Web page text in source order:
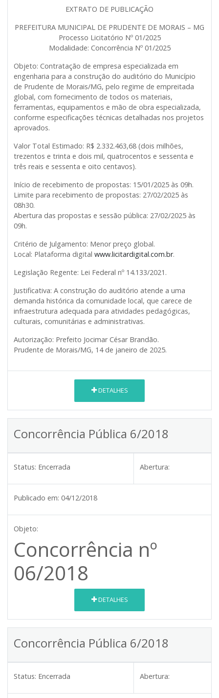
EXTRATO DE PUBLICAÇÃO
PREFEITURA MUNICIPAL DE PRUDENTE DE MORAIS – MG
Processo Licitatório Nº 01/2025
Modalidade: Concorrência Nº 01/2025
Objeto: Contratação de empresa especializada em
engenharia para a construção do auditório do Município
de Prudente de Morais/MG, pelo regime de empreitada
global, com fornecimento de todos os materiais,
ferramentas, equipamentos e mão de obra especializada,
conforme especificações técnicas detalhadas nos projetos
aprovados.
Valor Total Estimado: R$ 2.332.463,68 (dois milhões,
trezentos e trinta e dois mil, quatrocentos e sessenta e
três reais e sessenta e oito centavos).
Início de recebimento de propostas: 15/01/2025 às 09h.
Limite para recebimento de propostas: 27/02/2025 às
08h30.
Abertura das propostas e sessão pública: 27/02/2025 às
09h.
Critério de Julgamento: Menor preço global.
Local: Plataforma digital www.licitardigital.com.br.
Legislação Regente: Lei Federal nº 14.133/2021.
Justificativa: A construção do auditório atende a uma
demanda histórica da comunidade local, que carece de
infraestrutura adequada para atividades pedagógicas,
culturais, comunitárias e administrativas.
Autorização: Prefeito Jocimar César Brandão.
Prudente de Morais/MG, 14 de janeiro de 2025.
DETALHES
Concorrência Pública 6/2018
Status: Encerrada Abertura:
Publicado em: 04/12/2018
Objeto:
Concorrência nº
06/2018
DETALHES
Concorrência Pública 6/2018
Status: Encerrada Abertura: